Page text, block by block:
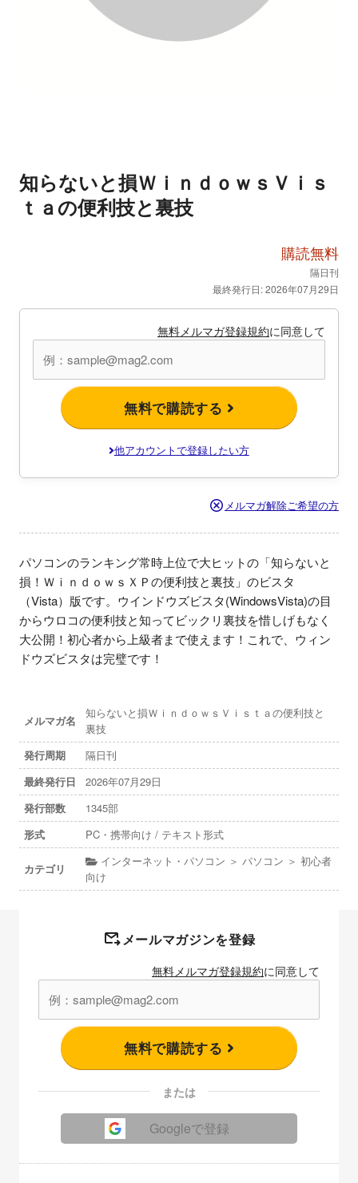
知らないと損ＷｉｎｄｏｗｓＶｉｓ
ｔａの便利技と裏技
購読無料
隔日刊
最終発行日: 2026年07月29日
無料メルマガ登録規約に同意して
無料で購読する
他アカウントで登録したい方
メルマガ解除ご希望の方
パソコンのランキング常時上位で大ヒットの「知らないと
損！ＷｉｎｄｏｗｓＸＰの便利技と裏技」のビスタ
（Vista）版です。ウインドウズビスタ(WindowsVista)の目
からウロコの便利技と知ってビックリ裏技を惜しげもなく
大公開！初心者から上級者まで使えます！これで、ウィン
ドウズビスタは完璧です！
メルマガ名
知らないと損ＷｉｎｄｏｗｓＶｉｓｔａの便利技と
裏技
発行周期
隔日刊
最終発行日
2026年07月29日
発行部数
1345部
形式
PC・携帯向け / テキスト形式
カテゴリ
インターネット・パソコン ＞ パソコン ＞ 初心者
向け
メールマガジンを登録
無料メルマガ登録規約に同意して
無料で購読する
または
Googleで登録